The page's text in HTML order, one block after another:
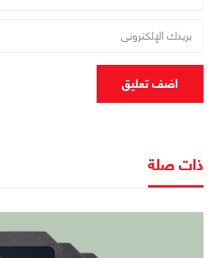
اضف تعليق
ذات صلة